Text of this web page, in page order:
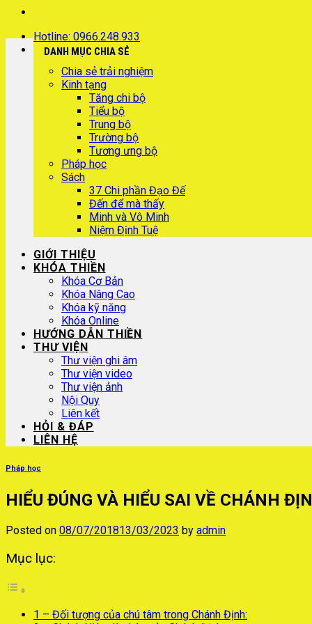
Hotline: 0966.248.933
DANH MỤC CHIA SẺ
Chia sẻ trải nghiệm
Kinh tạng
Tăng chi bộ
Tiểu bộ
Trung bộ
Trường bộ
Tương ưng bộ
Pháp học
Sách
37 Chi phần Đạo Đế
Đến để mà thấy
Minh và Vô Minh
Niệm Định Tuệ
GIỚI THIỆU
KHÓA THIỀN
Khóa Cơ Bản
Khóa Nâng Cao
Khóa kỹ năng
Khóa Online
HƯỚNG DẪN THIỀN
THƯ VIỆN
Thư viện ghi âm
Thư viện video
Thư viện ảnh
Nội Quy
Liên kết
HỎI & ĐÁP
LIÊN HỆ
Pháp học
HIỂU ĐÚNG VÀ HIỂU SAI VỀ CHÁNH
Posted on 08/07/201813/03/2023 by admin
Mục lục:
1 – Đối tượng của chú tâm trong Chánh Định: